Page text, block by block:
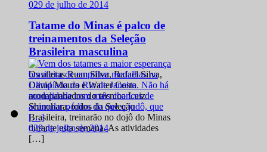
029 de julho de 2014
Tatame do Minas é palco de
treinamentos da Seleção
Brasileira masculina
Os atletas Ruan Silva, Rafael Silva,
David Moura e Walter Costa
acompanhados do técnico Luiz
Shinohara, todos da Seleção
Brasileira, treinarão no dojô do Minas
durante esta semana. As atividades
[…]
029 de julho de 2014